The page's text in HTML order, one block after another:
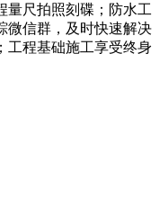
量尺拍照刻碟；防水工
微信群，及时快速解决
；工程基础施工享受终身